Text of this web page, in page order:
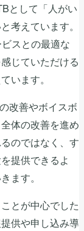
として「人がい
考えています。
スとの最適な
じていただける
います。
改善やボイスボ
体の改善を進め
のではなく、す
提供できるよ
ます。
とが中心でした
供や申し込み導